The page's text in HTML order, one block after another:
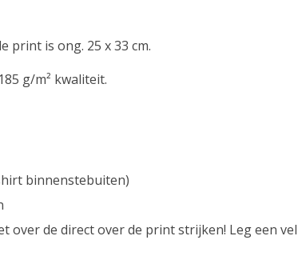
print is ong. 25 x 33 cm.
g/m² kwaliteit.
binnenstebuiten)
over de direct over de print strijken! Leg een